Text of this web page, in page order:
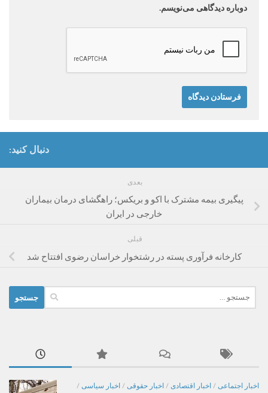
دوباره دیدگاهی می‌نویسم.
دنبال کنید:
بعدی
پیگیری بیمه مشترک با اکو و بریکس؛ راهگشای درمان بیماران
خارجی در ایران
قبلی
کارخانه فرآوری پسته در رشتخوار خراسان رضوی افتتاح شد
برای:
اخبار اجتماعی / اخبار اقتصادی / اخبار حقوقی / اخبار سیاسی /